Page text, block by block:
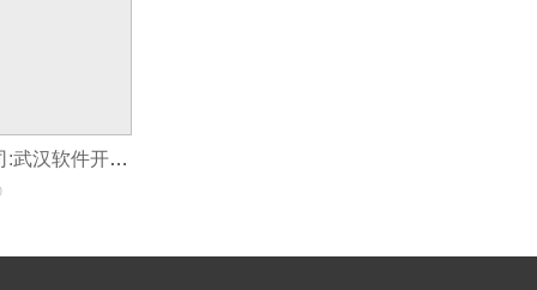
武汉app开发公司:武汉软件开发需要多少钱